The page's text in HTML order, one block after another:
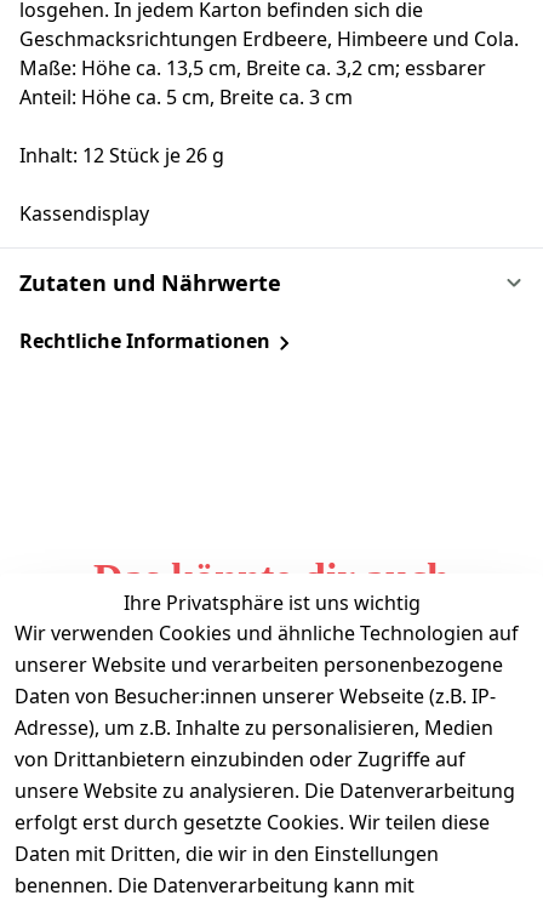
losgehen. In jedem Karton befinden sich die
Geschmacksrichtungen Erdbeere, Himbeere und Cola.
Maße: Höhe ca. 13,5 cm, Breite ca. 3,2 cm; essbarer
Anteil: Höhe ca. 5 cm, Breite ca. 3 cm
Inhalt: 12 Stück je 26 g
Kassendisplay
Zutaten und Nährwerte
Rechtliche Informationen
Das könnte dir auch
gefallen
Ihre Privatsphäre ist uns wichtig
Wir verwenden Cookies und ähnliche Technologien auf
unserer Website und verarbeiten personenbezogene
Daten von Besucher:innen unserer Webseite (z.B. IP-
Adresse), um z.B. Inhalte zu personalisieren, Medien
von Drittanbietern einzubinden oder Zugriffe auf
unsere Website zu analysieren. Die Datenverarbeitung
erfolgt erst durch gesetzte Cookies. Wir teilen diese
Daten mit Dritten, die wir in den Einstellungen
benennen. Die Datenverarbeitung kann mit
Informationen